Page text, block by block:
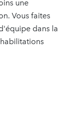
une
Vous faites
dans la